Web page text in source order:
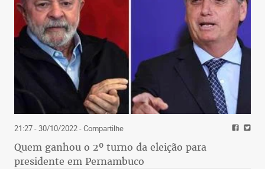
21:27 - 30/10/2022- Compartilhe
Quem ganhou o 2º turno da eleição para
presidente em Pernambuco